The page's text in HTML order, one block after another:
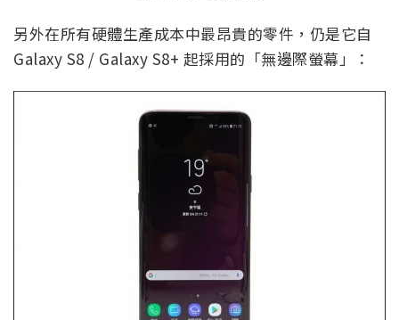
另外在所有硬體生產成本中最昂貴的零件，仍是它自
Galaxy S8 / Galaxy S8+ 起採用的「無邊際螢幕」：